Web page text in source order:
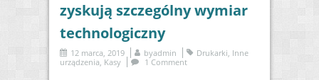
zyskują szczególny wymiar
technologiczny
12 marca, 2019 byadmin Drukarki, Inne
urządzenia, Kasy 1 Comment